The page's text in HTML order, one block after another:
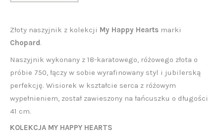
Złoty naszyjnik z kolekcji My Happy Hearts marki
Chopard.
Naszyjnik wykonany z 18-karatowego, różowego złota o
próbie 750, łączy w sobie wyrafinowany styl i jubilerską
perfekcję. Wisiorek w kształcie serca z różowym
wypełnieniem, został zawieszony na łańcuszku o długości
41 cm.
KOLEKCJA MY HAPPY HEARTS